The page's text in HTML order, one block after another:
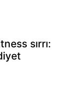
sırrı: